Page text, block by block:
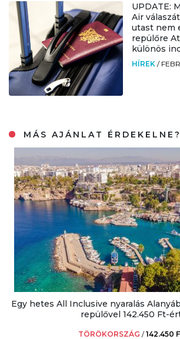
UPDATE:
Air
utast nem
repülőre
különös
HÍREK /
MÁS AJÁNLAT ÉRDEKELNE?
Egy hetes All Inclusive nyaralás
repülővel 142.450 Ft-
TÖRÖKORSZÁG /142.450